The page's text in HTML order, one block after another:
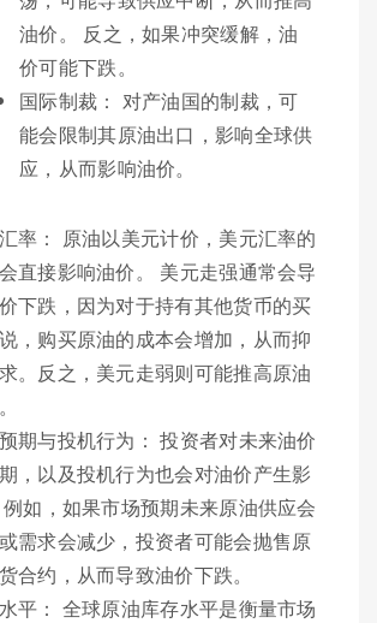
油价。 反之，如果冲突缓解，油
价可能下跌。
国际制裁： 对产油国的制裁，可
能会限制其原油出口，影响全球供
应，从而影响油价。
率： 原油以美元计价，美元汇率的
直接影响油价。 美元走强通常会导
下跌，因为对于持有其他货币的买
，购买原油的成本会增加，从而抑
。反之，美元走弱则可能推高原油
期与投机行为： 投资者对未来油价
，以及投机行为也会对油价产生影
如，如果市场预期未来原油供应会
需求会减少，投资者可能会抛售原
合约，从而导致油价下跌。
平： 全球原油库存水平是衡量市场